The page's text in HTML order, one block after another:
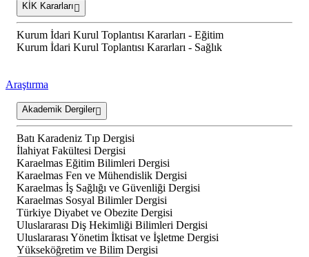
KİK Kararları
Kurum İdari Kurul Toplantısı Kararları - Eğitim
Kurum İdari Kurul Toplantısı Kararları - Sağlık
Araştırma
Akademik Dergiler
Batı Karadeniz Tıp Dergisi
İlahiyat Fakültesi Dergisi
Karaelmas Eğitim Bilimleri Dergisi
Karaelmas Fen ve Mühendislik Dergisi
Karaelmas İş Sağlığı ve Güvenliği Dergisi
Karaelmas Sosyal Bilimler Dergisi
Türkiye Diyabet ve Obezite Dergisi
Uluslararası Diş Hekimliği Bilimleri Dergisi
Uluslararası Yönetim İktisat ve İşletme Dergisi
Yükseköğretim ve Bilim Dergisi